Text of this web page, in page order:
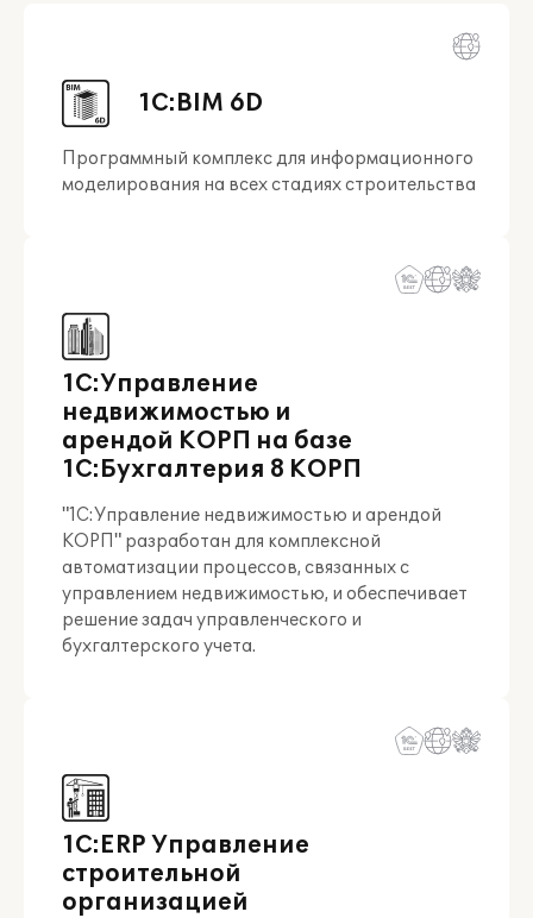
1С:BIM 6D
Программный комплекс для информационного
моделирования на всех стадиях строительства
1С:Управление
недвижимостью и
арендой КОРП на базе
1С:Бухгалтерия 8 КОРП
"1C:Управление недвижимостью и арендой
КОРП" разработан для комплексной
автоматизации процессов, связанных с
управлением недвижимостью, и обеспечивает
решение задач управленческого и
бухгалтерского учета.
1С:ERP Управление
строительной
организацией